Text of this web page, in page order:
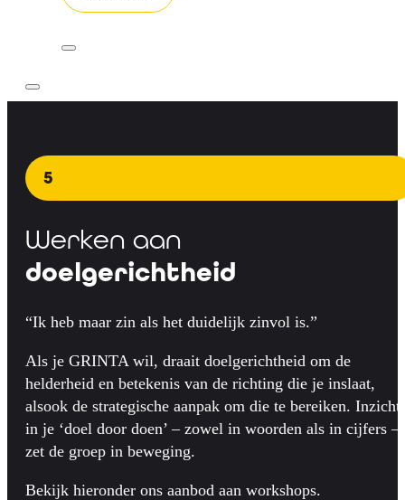
5
Werken aan
doelgerichtheid
“Ik heb maar zin als het duidelijk zinvol is.”
Als je GRINTA wil, draait doelgerichtheid om de
helderheid en betekenis van de richting die je inslaat,
alsook de strategische aanpak om die te bereiken. Inzicht
in je ‘doel door doen’ – zowel in woorden als in cijfers –
zet de groep in beweging.
Bekijk hieronder ons aanbod aan workshops.